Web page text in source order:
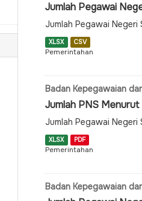
Jumlah Pegawai
Jumlah Pegawai
XLSX CSV
Pemerintahan
Badan Kepegawaian
Jumlah PNS
Jumlah Pegawai
XLSX PDF
Pemerintahan
Badan Kepegawaian